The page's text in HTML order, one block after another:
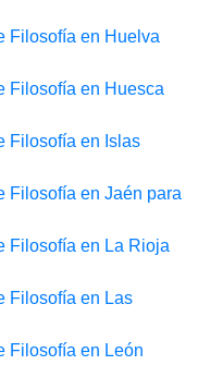
Filosofía en Huelva
Filosofía en Huesca
Filosofía en Islas
Filosofía en Jaén para
Filosofía en La Rioja
Filosofía en Las
Filosofía en León